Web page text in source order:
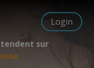
Login
sur